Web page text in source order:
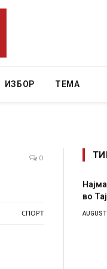
ИЗБОР ТЕМА
0
СПОРТ
во